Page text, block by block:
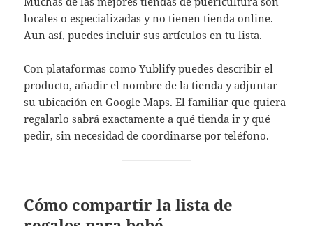
locales o especializadas y no tienen tienda online.
Aun así, puedes incluir sus artículos en tu lista.
Con plataformas como Yublify puedes describir el
producto, añadir el nombre de la tienda y adjuntar
su ubicación en Google Maps. El familiar que quiera
regalarlo sabrá exactamente a qué tienda ir y qué
pedir, sin necesidad de coordinarse por teléfono.
Cómo compartir la lista de